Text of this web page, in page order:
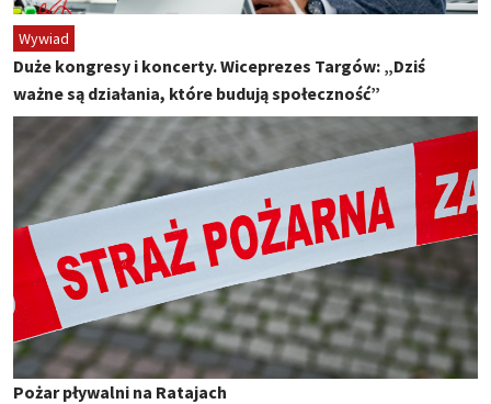
Wywiad
Duże kongresy i koncerty. Wiceprezes Targów: „Dziś
ważne są działania, które budują społeczność”
Pożar pływalni na Ratajach